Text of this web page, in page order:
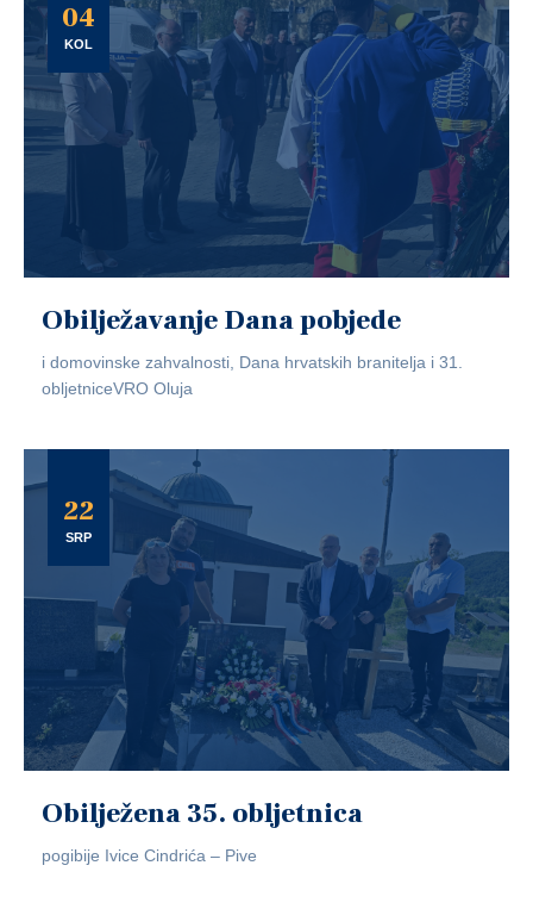
04
KOL
Obilježavanje Dana pobjede
i domovinske zahvalnosti, Dana hrvatskih branitelja i 31.
obljetniceVRO Oluja
22
SRP
Obilježena 35. obljetnica
pogibije Ivice Cindrića – Pive